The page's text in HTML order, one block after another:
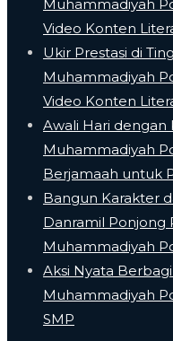
Muhammadiyah
Video Konten
Ukir Prestasi di
Muhammadiyah
Video Konten
Awali Hari dengan
Muhammadiyah
Berjamaah untuk
Bangun Karakter
Danramil Ponjong
Muhammadiyah
​Aksi Nyata
Muhammadiyah
SMP